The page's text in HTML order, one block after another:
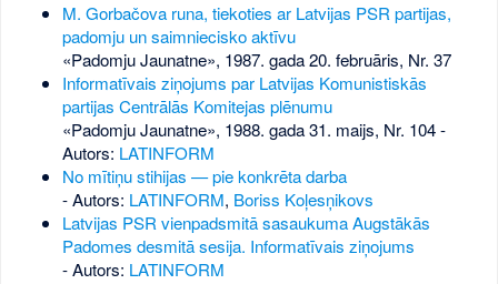
M. Gorbačova runa, tiekoties ar Latvijas PSR partijas,
padomju un saimniecisko aktīvu
«Padomju Jaunatne», 1987. gada 20. februāris, Nr. 37
Informatīvais ziņojums par Latvijas Komunistiskās
partijas Centrālās Komitejas plēnumu
«Padomju Jaunatne», 1988. gada 31. maijs, Nr. 104-
Autors: LATINFORM
No mītiņu stihijas — pie konkrēta darba
- Autors: LATINFORM, Boriss Koļesņikovs
Latvijas PSR vienpadsmitā sasaukuma Augstākās
Padomes desmitā sesija. Informatīvais ziņojums
- Autors: LATINFORM